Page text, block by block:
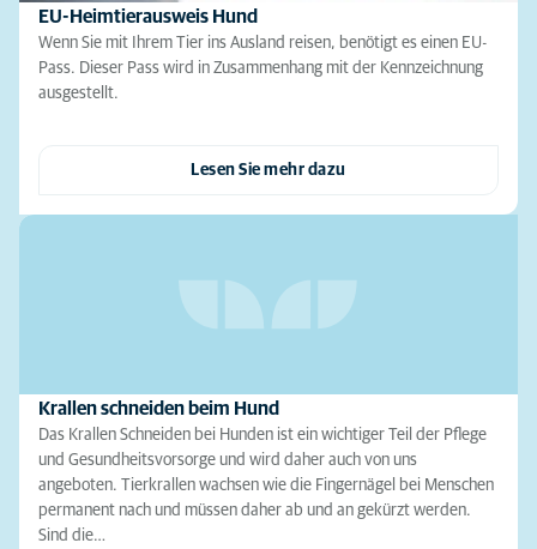
EU-Heimtierausweis Hund
Wenn Sie mit Ihrem Tier ins Ausland reisen, benötigt es einen EU-
Pass. Dieser Pass wird in Zusammenhang mit der Kennzeichnung
ausgestellt.
Lesen Sie mehr dazu
Krallen schneiden beim Hund
Das Krallen Schneiden bei Hunden ist ein wichtiger Teil der Pflege
und Gesundheitsvorsorge und wird daher auch von uns
angeboten. Tierkrallen wachsen wie die Fingernägel bei Menschen
permanent nach und müssen daher ab und an gekürzt werden.
Sind die…